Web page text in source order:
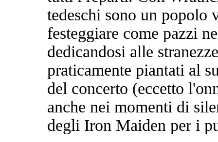
tedeschi sono un popolo
festeggiare come pazzi
dedicandosi alle
praticamente piantati al
del concerto (eccetto
anche nei momenti di
degli Iron Maiden per i